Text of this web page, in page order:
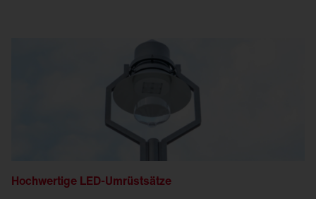
Hochwertige LED-Umrüstsätze